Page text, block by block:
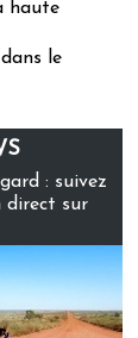
haute
le
: suivez
direct sur